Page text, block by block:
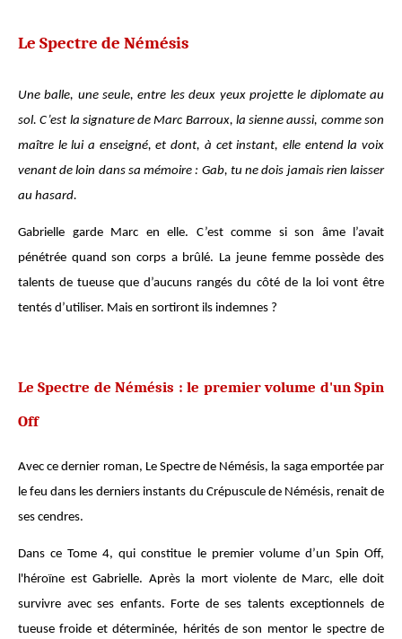
Le Spectre de Némésis
Une balle, une seule, entre les deux yeux projette le diplomate au
sol. C’est la signature de Marc Barroux, la sienne aussi, comme son
maître le lui a enseigné, et dont, à cet instant, elle entend la voix
venant de loin dans sa mémoire : Gab, tu ne dois jamais rien laisser
au hasard.
Gabrielle garde Marc en elle. C’est comme si son âme l’avait
pénétrée quand son corps a brûlé. La jeune femme possède des
talents de tueuse que d’aucuns rangés du côté de la loi vont être
tentés d’utiliser. Mais en sortiront ils indemnes ?
Le Spectre de Némésis : le premier volume d'un Spin
Off
Avec ce dernier roman, Le Spectre de Némésis, la saga emportée par
le feu dans les derniers instants du Crépuscule de Némésis, renait de
ses cendres.
Dans ce Tome 4, qui constitue le premier volume d’un Spin Off,
l'héroïne est Gabrielle. Après la mort violente de Marc, elle doit
survivre avec ses enfants. Forte de ses talents exceptionnels de
tueuse froide et déterminée, hérités de son mentor le spectre de